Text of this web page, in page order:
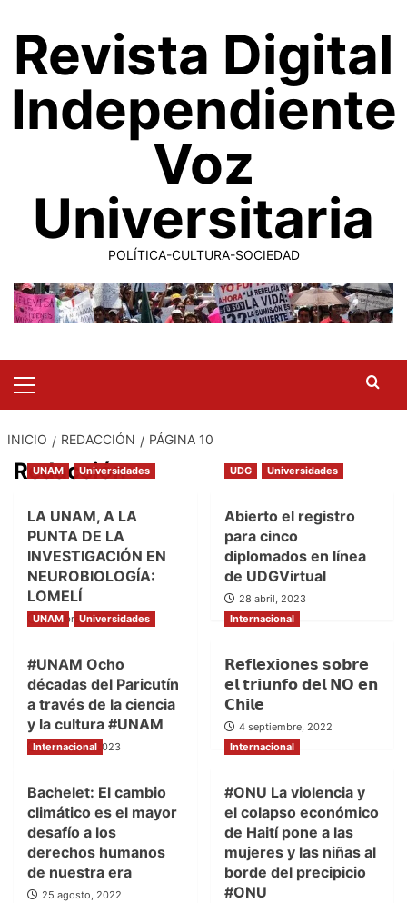
contenido
Revista Digital
Independiente
Voz
Universitaria
POLÍTICA-CULTURA-SOCIEDAD
Menu
INICIO REDACCIÓN PÁGINA 10
Redacción
UNAM Universidades
LA UNAM, A LA
PUNTA DE LA
INVESTIGACIÓN EN
NEUROBIOLOGÍA:
LOMELÍ
21 febrero, 2024
UDG Universidades
Abierto el registro
para cinco
diplomados en línea
de UDGVirtual
28 abril, 2023
UNAM
Universidades
#UNAM Ocho
décadas del Paricutín
a través de la ciencia
y la cultura #UNAM
13 febrero, 2023
Internacional
𝗥𝗲𝗳𝗹𝗲𝘅𝗶𝗼𝗻𝗲𝘀 𝘀𝗼𝗯𝗿𝗲
𝗲𝗹 𝘁𝗿𝗶𝘂𝗻𝗳𝗼 𝗱𝗲𝗹 𝗡𝗢 𝗲𝗻
𝗖𝗵𝗶𝗹𝗲
4 septiembre, 2022
Internacional
Bachelet: El cambio
climático es el mayor
desafío a los
derechos humanos
de nuestra era
25 agosto, 2022
Internacional
#ONU La violencia y
el colapso económico
de Haití pone a las
mujeres y las niñas al
borde del precipicio
#ONU